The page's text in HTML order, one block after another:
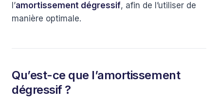
l’amortissement dégressif, afin de l’utiliser de
manière optimale.
Qu’est-ce que l’amortissement
dégressif ?